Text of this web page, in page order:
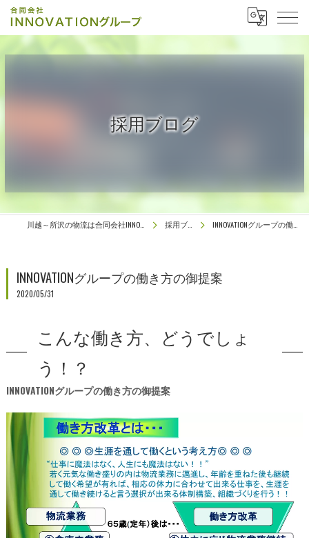
採用ブログ
川越～所沢の物流は合同会社INNOVATIONグループ 採用ブログ INNOVATIONグループの働き方の御提案
INNOVATIONグループの働き方の御提案
2020/05/31
INNOVATIONグループの働き方の御提案
こんな働き方、どうでしょ
う！？